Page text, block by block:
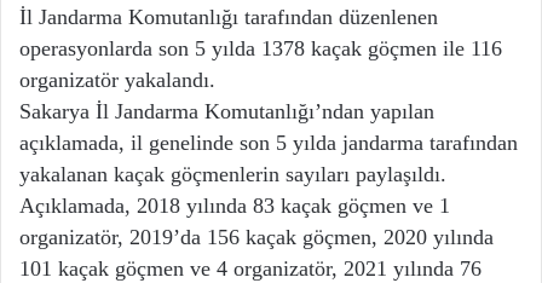
İl Jandarma Komutanlığı tarafından düzenlenen
operasyonlarda son 5 yılda 1378 kaçak göçmen ile 116
organizatör yakalandı.
Sakarya İl Jandarma Komutanlığı’ndan yapılan
açıklamada, il genelinde son 5 yılda jandarma tarafından
yakalanan kaçak göçmenlerin sayıları paylaşıldı.
Açıklamada, 2018 yılında 83 kaçak göçmen ve 1
organizatör, 2019’da 156 kaçak göçmen, 2020 yılında
101 kaçak göçmen ve 4 organizatör, 2021 yılında 76